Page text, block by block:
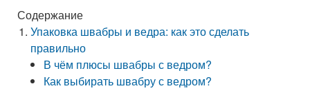
Содержание
Упаковка швабры и ведра: как это сделать
правильно
В чём плюсы швабры с ведром?
Как выбирать швабру с ведром?